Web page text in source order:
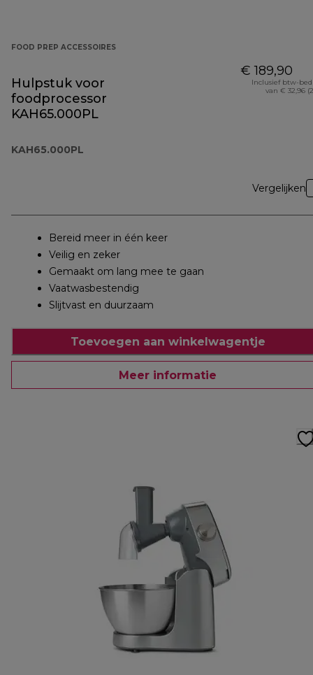
FOOD PREP ACCESSOIRES
Hulpstuk voor
foodprocessor
KAH65.000PL
KAH65.000PL
€ 189,90
Inclusief btw-
van € 32,96
Vergelijken
Bereid meer in één keer
Veilig en zeker
Gemaakt om lang mee te gaan
Vaatwasbestendig
Slijtvast en duurzaam
Toevoegen aan winkelwagentje
Meer informatie